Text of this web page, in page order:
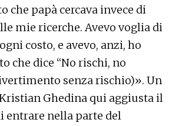
che papà cercava invece di
mie ricerche. Avevo voglia di
costo, e avevo, anzi, ho
che dice “No rischi, no
senza rischio)». Un
Ghedina qui aggiusta il
entrare nella parte del